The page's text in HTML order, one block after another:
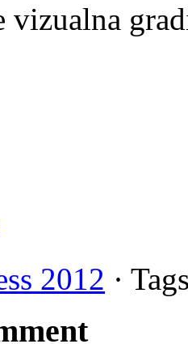
vizualna
2012 ·